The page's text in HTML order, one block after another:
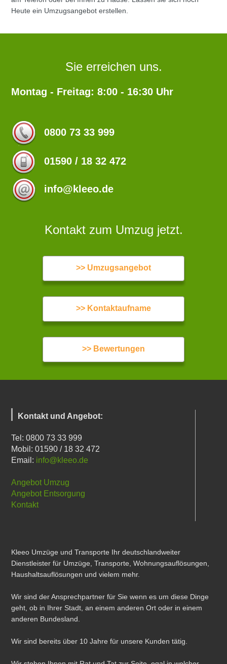
Heute ein Umzugsangebot erstellen.
Sie erreichen uns.
Montag - Freitag: 8:00 - 16:30 Uhr
0800 73 33 999
01590 / 18 32 472
info@kleeo.de
Kontakt zum Umzug jetzt.
>> Umzugsangebot
>> Kontaktaufname
>> Bewertungen
Kontakt und Angebot:
Tel: 0800 73 33 999
Mobil: 01590 / 18 32 472
Email: info@kleeo.de
Angebot Umzug
Angebot Entsorgung
Kontakt
Kleeo Umzüge und Transporte Ihr deutschlandweiter
Dienstleister für Umzüge, Transporte, Wohnungsauflösungen,
Haushaltsauflösungen und vielem mehr.
Wir sind der Ansprechpartner für Sie wenn es um diese Dinge
geht, ob in Ihrer Stadt, an einem anderen Ort oder in einem
anderen Bundesland.
Wir sind bereits über 10 Jahre für unsere Kunden tätig.